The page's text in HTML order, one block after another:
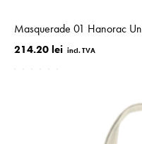
Masquerade 01 Hanorac
214.20 lei